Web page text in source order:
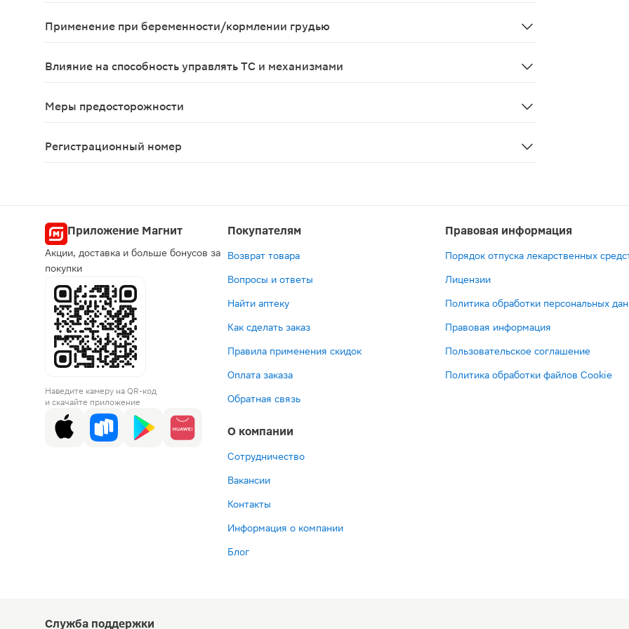
Применение при беременности/кормлении грудью
Влияние на способность управлять ТС и механизмами
Меры предосторожности
Регистрационный номер
Приложение Магнит
Акции, доставка и больше бонусов за
покупки
Наведите камеру на QR-код
и скачайте приложение
Покупателям
Возврат товара
Вопросы и ответы
Найти аптеку
Как сделать заказ
Правила применения скидок
Оплата заказа
Обратная связь
О компании
Сотрудничество
Вакансии
Контакты
Информация о компании
Блог
Правовая информация
Порядок отпуска лекарственных
Лицензии
Политика обработки персональных
Правовая информация
Пользовательское соглашение
Политика обработки файлов Cookie
Служба поддержки